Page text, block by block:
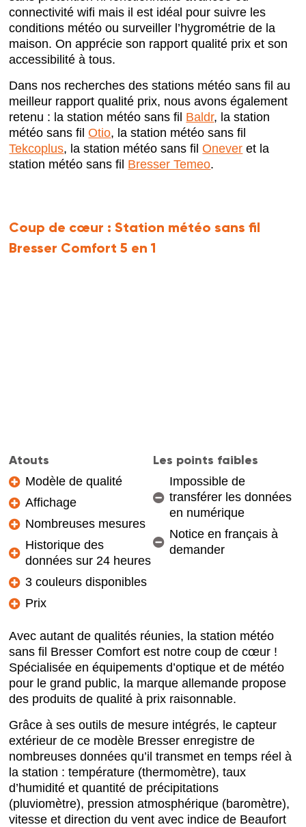
connectivité wifi mais il est idéal pour suivre les
conditions météo ou surveiller l’hygrométrie de la
maison. On apprécie son rapport qualité prix et son
accessibilité à tous.
Dans nos recherches des stations météo sans fil au
meilleur rapport qualité prix, nous avons également
retenu : la station météo sans fil Baldr, la station
météo sans filOtio, la station météo sans fil
Tekcoplus, la station météo sans filOnever et la
station météo sans fil Bresser Temeo.
Coup de cœur :Station météo sans fil
Bresser Comfort 5 en 1
Atouts
Modèle de qualité
Affichage
Nombreuses mesures
Historique des
données sur 24 heures
3 couleurs disponibles
Prix
Les points faibles
Impossible de
transférer les données
en numérique
Notice en français à
demander
Avec autant de qualités réunies, la station météo
sans fil Bresser Comfort est notre coup de cœur !
Spécialisée en équipements d’optique et de météo
pour le grand public, la marque allemande propose
des produits de qualité à prix raisonnable.
Grâce à ses outils de mesure intégrés, le capteur
extérieur de ce modèle Bresser enregistre de
nombreuses données qu’il transmet en temps réel à
la station : température (thermomètre), taux
d’humidité et quantité de précipitations
(pluviomètre), pression atmosphérique (baromètre),
vitesse et direction du vent avec indice de Beaufort